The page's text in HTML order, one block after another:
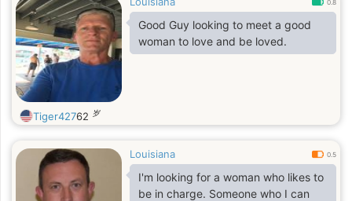
0.8
Good Guy looking to meet a good
woman to love and be loved.
Tiger42762 岁
Louisiana 0.5
I'm looking for a woman who likes to
be in charge. Someone who I can